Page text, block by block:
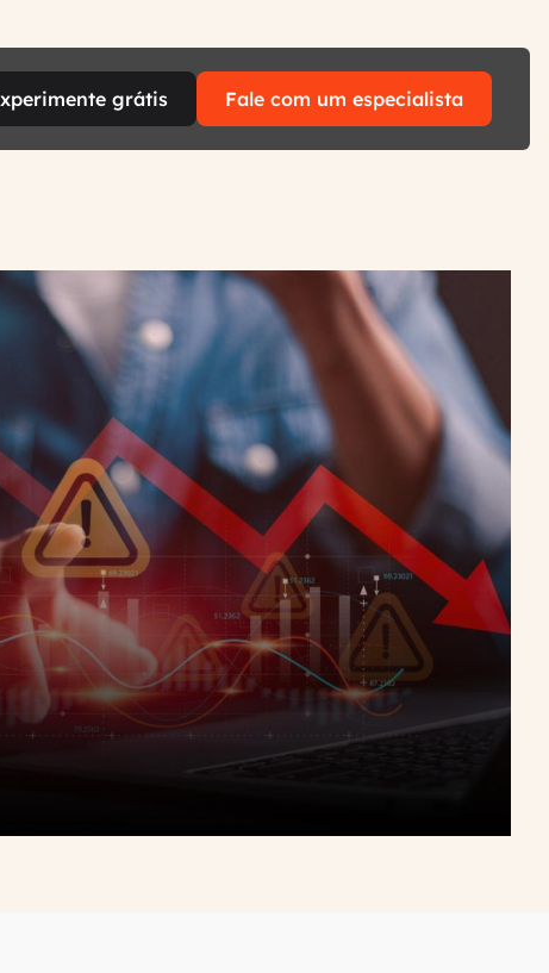
grátis Fale com um especialista